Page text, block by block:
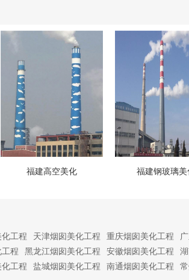
福建高空美化 福建钢玻璃美
工程 天津烟囱美化工程 重庆烟囱美化工程
程 黑龙江烟囱美化工程 安徽烟囱美化工程
工程 盐城烟囱美化工程 南通烟囱美化工程